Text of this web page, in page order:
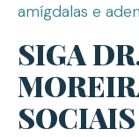
amígdalas e
SIGA
SOCIAIS